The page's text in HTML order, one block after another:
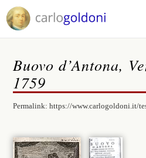
Buovo d’Antona,
1759
Permalink:https://www.carlogoldoni.it/